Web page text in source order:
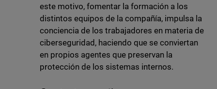
este motivo, fomentar la formación a los
distintos equipos de la compañía, impulsa la
conciencia de los trabajadores en materia de
ciberseguridad, haciendo que se conviertan
en propios agentes que preservan la
protección de los sistemas internos.